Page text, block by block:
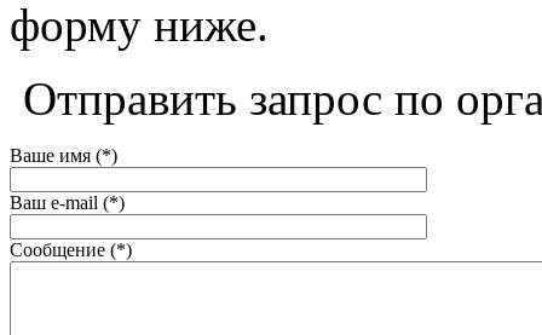
форму ниже.
Отправить запрос по
Ваше имя (*)
Ваш e-mail (*)
Сообщение (*)